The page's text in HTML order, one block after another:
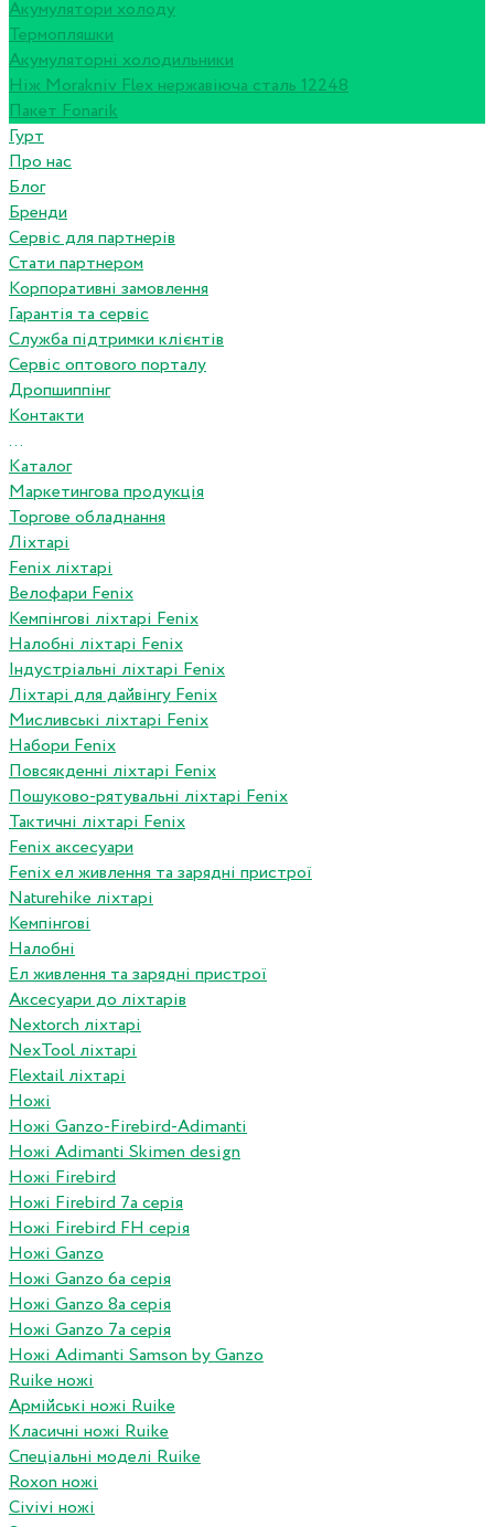
Акумулятори холоду
Термопляшки
Акумуляторні холодильники
Ніж Morakniv Flex нержавіюча сталь 12248
Пакет Fonarik
Гурт
Про нас
Блог
Бренди
Сервіс для партнерів
Стати партнером
Корпоративні замовлення
Гарантія та сервіс
Служба підтримки клієнтів
Сервіс оптового порталу
Дропшиппінг
Контакти
...
Каталог
Маркетингова продукція
Торгове обладнання
Ліхтарі
Fenix ліхтарі
Велофари Fenix
Кемпінгові ліхтарі Fenix
Налобні ліхтарі Fenix
Індустріальні ліхтарі Fenix
Ліхтарі для дайвінгу Fenix
Мисливські ліхтарі Fenix
Набори Fenix
Повсякденні ліхтарі Fenix
Пошуково-рятувальні ліхтарі Fenix
Тактичні ліхтарі Fenix
Fenix аксесуари
Fenix ел живлення та зарядні пристрої
Naturehike ліхтарі
Кемпінгові
Налобні
Ел живлення та зарядні пристрої
Аксесуари до ліхтарів
Nextorch ліхтарі
NexTool ліхтарі
Flextail ліхтарі
Ножі
Ножі Ganzo-Firebird-Adimanti
Ножі Adimanti Skimen design
Ножі Firebird
Ножі Firebird 7а серія
Ножі Firebird FH серія
Ножі Ganzo
Ножі Ganzo 6а серія
Ножі Ganzo 8а серія
Ножі Ganzo 7а серія
Ножі Adimanti Samson by Ganzo
Ruike ножі
Армійські ножі Ruike
Класичні ножі Ruike
Спеціальні моделі Ruike
Roxon ножi
Civivi ножі